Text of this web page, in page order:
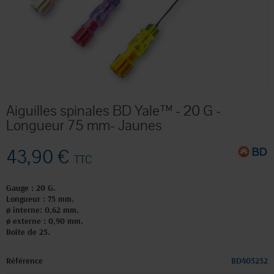
Aiguilles spinales BD Yale™ - 20 G -
Longueur 75 mm- Jaunes
43,90 € TTC
Gauge : 20 G.
Longueur : 75 mm.
ø interne: 0,62 mm.
ø externe : 0,90 mm.
Boîte de 25.
Référence BD405252